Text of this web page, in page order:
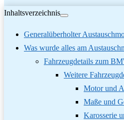
Inhaltsverzeichnis
Generalüberholter
Was wurde alles am
Fahrzeugdetails zum
Weitere
Motor und
Maße und
Karosserie